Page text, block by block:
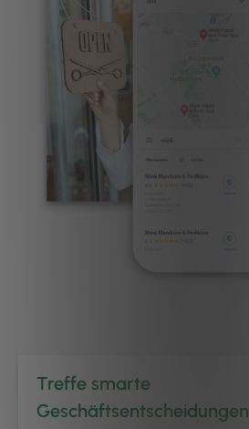
Treffe smarte
Geschäftsentscheidungen